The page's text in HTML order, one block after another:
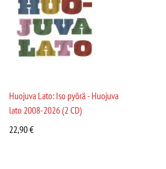
Huojuva Lato: Iso pyörä - Huojuva
lato 2008-2026 (2 CD)
22,90€